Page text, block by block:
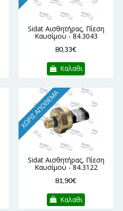
Sidat Αισθητήρας, Πίεση
Καυσίμου - 84.3043
80,33€
Καλαθι
ΧΩΡΊΣ ΑΠΌΘΕΜΑ
Sidat Αισθητήρας, Πίεση
Καυσίμου - 84.3122
81,90€
Καλαθι